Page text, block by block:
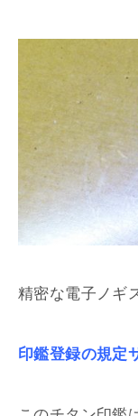
精密な電子ノギ
印鑑登録の規定